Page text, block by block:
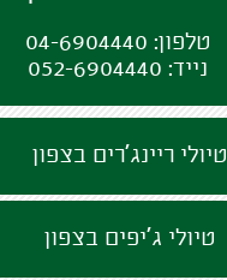
טלפון: 04-6904440
נייד: 052-6904440
טיולי ריינג'רים בצפון
טיולי ג'יפים בצפון